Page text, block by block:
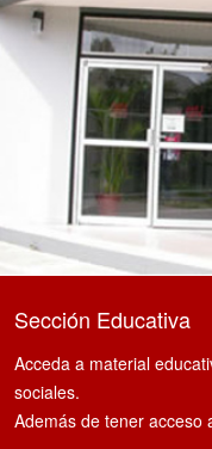
Sección Educativa
Acceda a material
sociales.
Además de tener acceso